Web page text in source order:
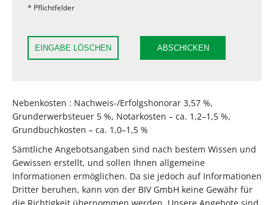
* Pflichtfelder
EINGABE LÖSCHEN ABSCHICKEN
Nebenkosten : Nachweis-/Erfolgshonorar 3,57 %,
Grunderwerbsteuer 5 %, Notarkosten – ca. 1,2–1,5 %,
Grundbuchkosten – ca. 1,0–1,5 %
Sämtliche Angebotsangaben sind nach bestem Wissen und
Gewissen erstellt, und sollen Ihnen allgemeine
Informationen ermöglichen. Da sie jedoch auf Informationen
Dritter beruhen, kann von der BIV GmbH keine Gewähr für